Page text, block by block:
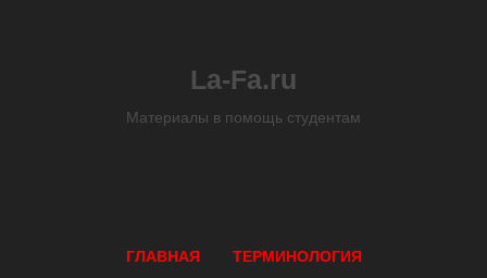
La-Fa.ru
Материалы в помощь студентам
ГЛАВНАЯ ТЕРМИНОЛОГИЯ